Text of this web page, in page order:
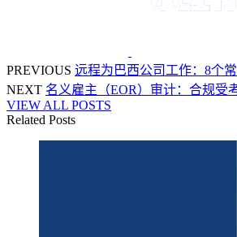
PREVIOUS 远程为巴西公司工作：8个
NEXT 名义雇主（EOR）审计：合规受
VIEW ALL POSTS
Related Posts